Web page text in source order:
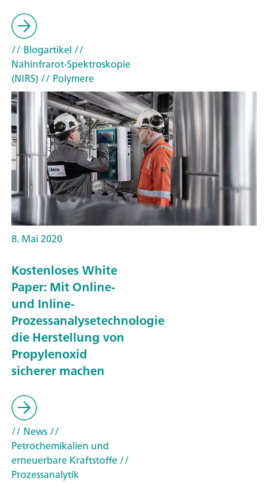
// Blogartikel //
Nahinfrarot-Spektroskopie
(NIRS)// Polymere
8. Mai 2020
Kostenloses White
Paper: Mit Online-
und Inline-
Prozessanalysetechnologie
die Herstellung von
Propylenoxid
sicherer machen
// News//
Petrochemikalien und
erneuerbare Kraftstoffe//
Prozessanalytik